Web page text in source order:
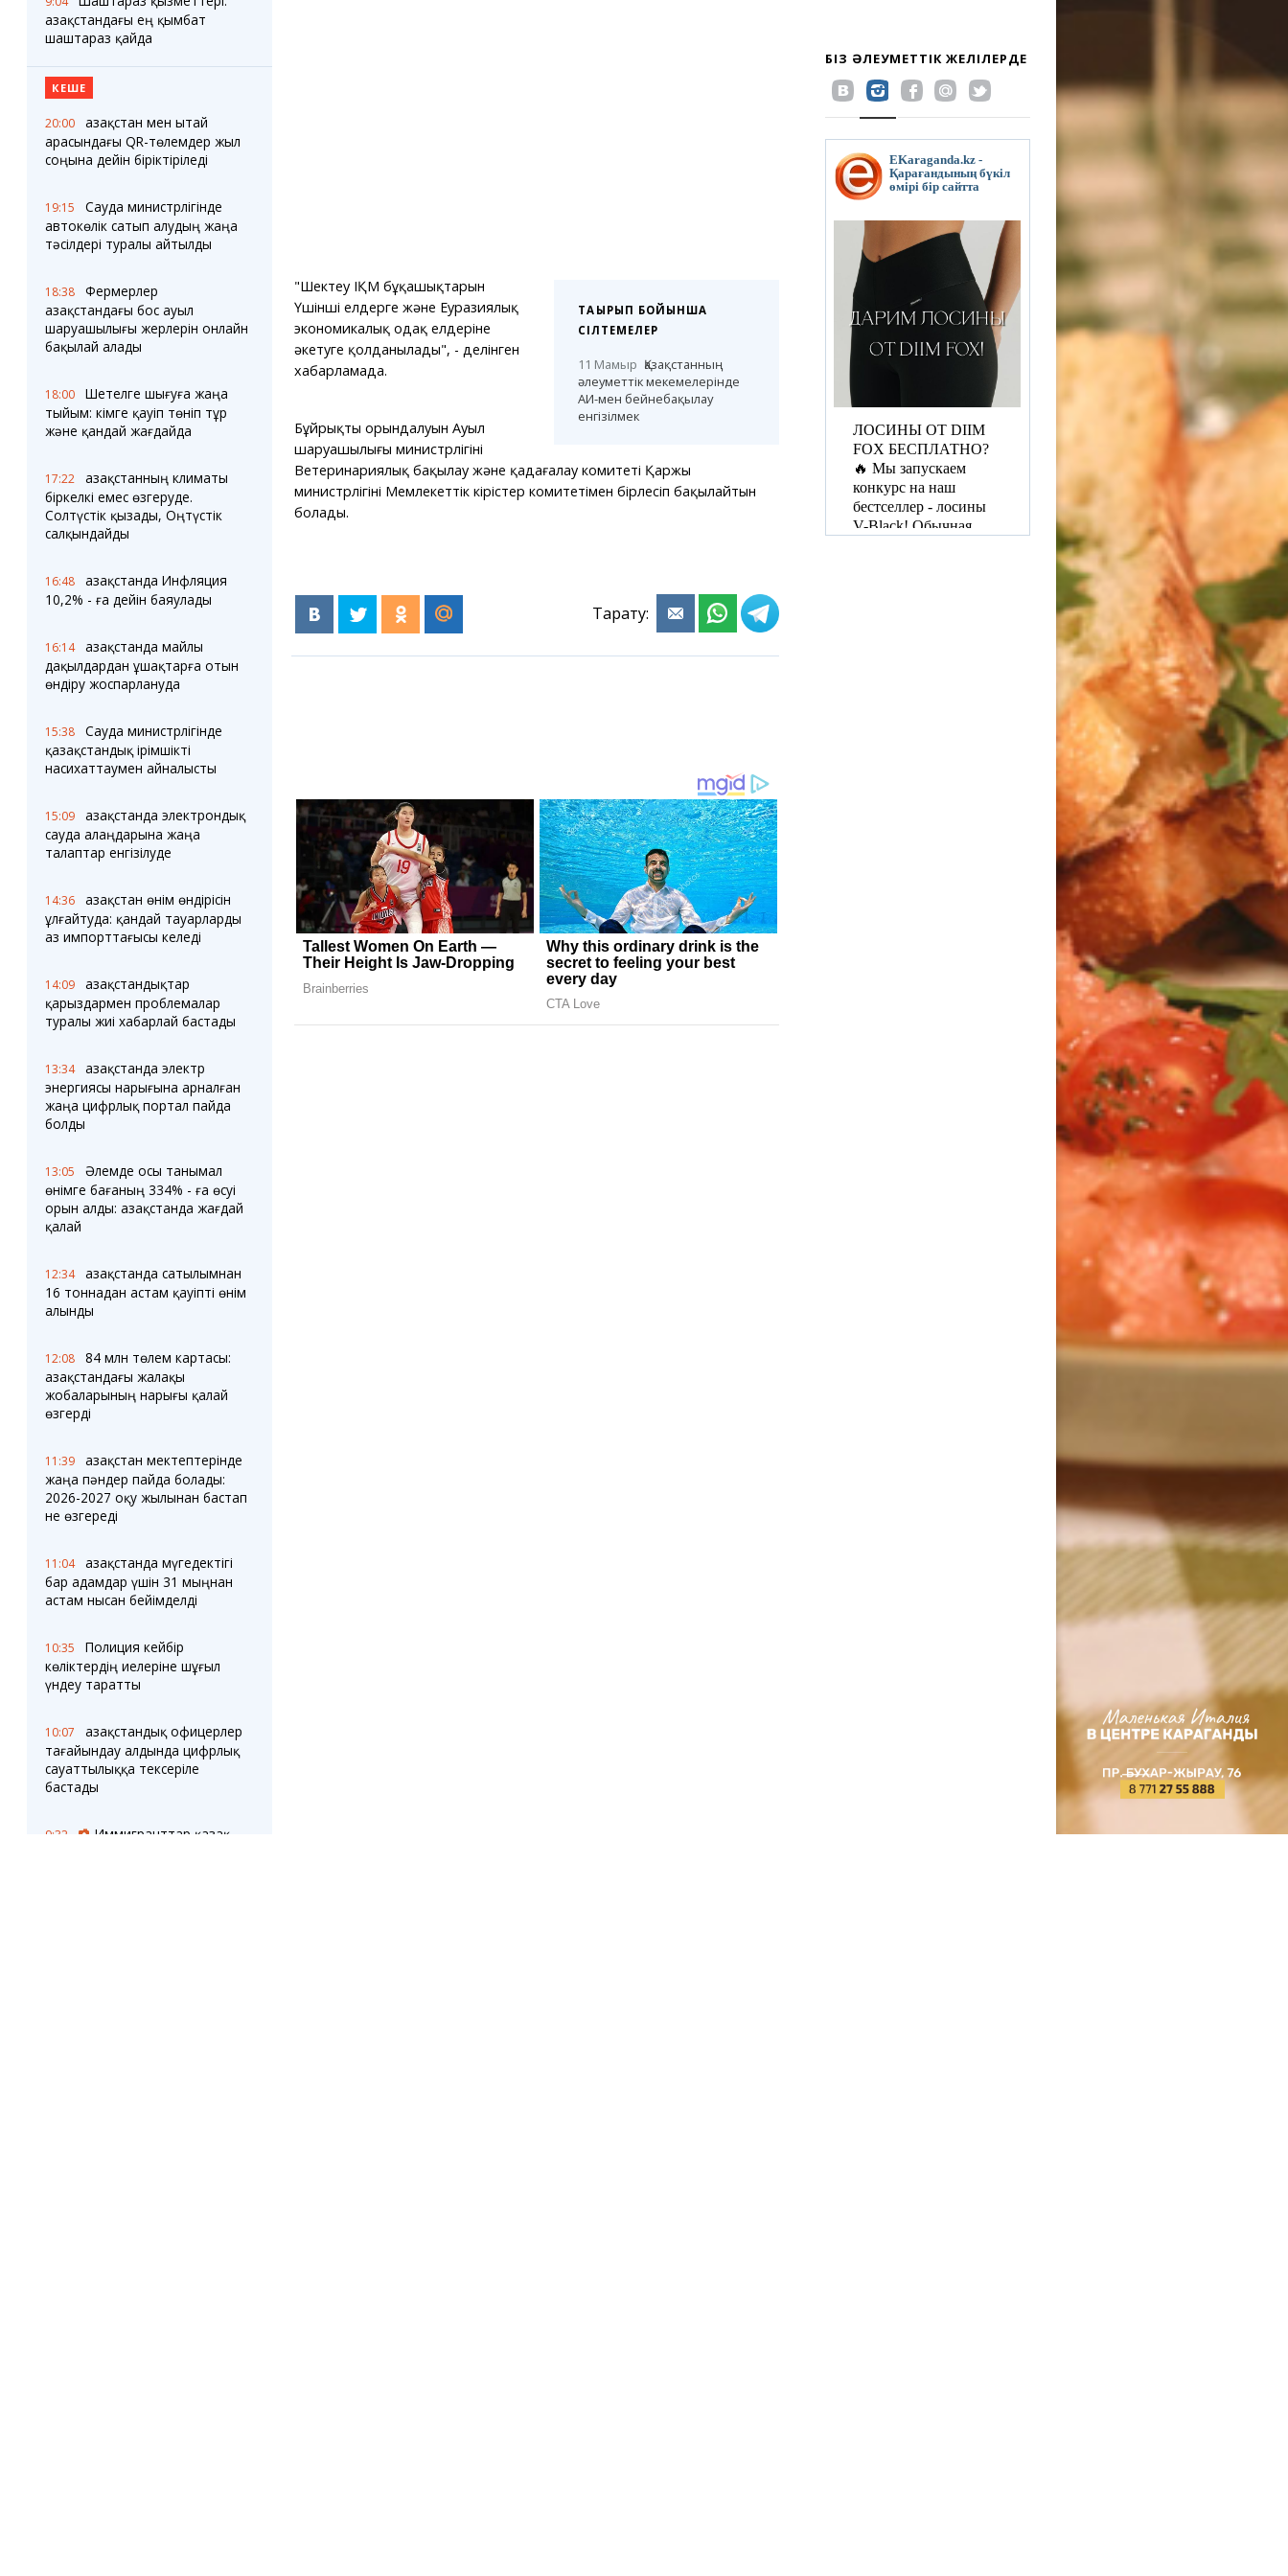
Қазақстандағы ең қымбат
шаштараз қайда
КЕШЕ
20:00
Қазақстан мен Қытай
арасындағы QR-төлемдер жыл
соңына дейін біріктіріледі
19:15
Сауда министрлігінде
автокөлік сатып алудың жаңа
тәсілдері туралы айтылды
18:38
Фермерлер
Қазақстандағы бос ауыл
шаруашылығы жерлерін онлайн
бақылай алады
18:00
Шетелге шығуға жаңа
тыйым: кімге қауіп төніп тұр
және қандай жағдайда
17:22
Қазақстанның климаты
біркелкі емес өзгеруде.
Солтүстік қызады, Оңтүстік
салқындайды
16:48
Қазақстанда Инфляция
10,2% - ға дейін баяулады
16:14
Қазақстанда майлы
дақылдардан ұшақтарға отын
өндіру жоспарлануда
15:38
Сауда министрлігінде
қазақстандық ірімшікті
насихаттаумен айналысты
15:09
Қазақстанда электрондық
сауда алаңдарына жаңа
талаптар енгізілуде
14:36
Қазақстан өнім өндірісін
ұлғайтуда: қандай тауарларды
аз импорттағысы келеді
14:09
Қазақстандықтар
қарыздармен проблемалар
туралы жиі хабарлай бастады
13:34
Қазақстанда электр
энергиясы нарығына арналған
жаңа цифрлық портал пайда
болды
13:05
Әлемде осы танымал
өнімге бағаның 334% - ға өсуі
орын алды: Қазақстанда жағдай
қалай
12:34
Қазақстанда сатылымнан
16 тоннадан астам қауіпті өнім
алынды
12:08
84 млн төлем картасы:
Қазақстандағы жалақы
жобаларының нарығы қалай
өзгерді
11:39
Қазақстан мектептерінде
жаңа пәндер пайда болады:
2026-2027 оқу жылынан бастап
не өзгереді
11:04
Қазақстанда мүгедектігі
бар адамдар үшін 31 мыңнан
астам нысан бейімделді
10:35
Полиция кейбір
көліктердің иелеріне шұғыл
үндеу таратты
10:07
Қазақстандық офицерлер
тағайындау алдында цифрлық
сауаттылыққа тексеріле
бастады
9:32
Иммигранттар қазақ
ТАҚЫРЫП БОЙЫНША
СІЛТЕМЕЛЕР
11 Мамыр Қазақстанның
әлеуметтік мекемелерінде
АИ-мен бейнебақылау
енгізілмек
"Шектеу ІҚМ бұқашықтарын
Үшінші елдерге және Еуразиялық
экономикалық одақ елдеріне
әкетуге қолданылады", - делінген
хабарламада.
Бұйрықтың орындалуын Ауыл
шаруашылығы министрлігінің
Ветеринариялық бақылау және қадағалау комитеті Қаржы
министрлігінің Мемлекеттік кірістер комитетімен бірлесіп бақылайтын
болады.
Тарату:
БІЗ ӘЛЕУМЕТТІК ЖЕЛІЛЕРДЕ
EKaraganda.kz -
Қарағандының бүкіл
өмірі бір сайтта